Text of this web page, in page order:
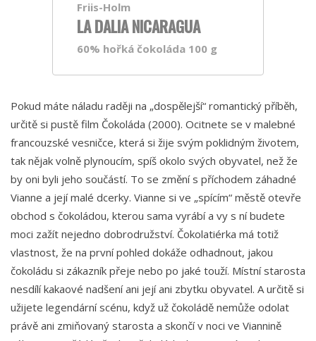
Friis-Holm
LA DALIA NICARAGUA
60% hořká čokoláda 100 g
Pokud máte náladu raději na „dospělejší“ romantický příběh,
určitě si pustě film Čokoláda (2000). Ocitnete se v malebné
francouzské vesničce, která si žije svým poklidným životem,
tak nějak volně plynoucím, spíš okolo svých obyvatel, než že
by oni byli jeho součástí. To se změní s příchodem záhadné
Vianne a její malé dcerky. Vianne si ve „spícím“ městě otevře
obchod s čokoládou, kterou sama vyrábí a vy s ní budete
moci zažít nejedno dobrodružství. Čokolatiérka má totiž
vlastnost, že na první pohled dokáže odhadnout, jakou
čokoládu si zákazník přeje nebo po jaké touží. Místní starosta
nesdílí kakaové nadšení ani její ani zbytku obyvatel. A určitě si
užijete legendární scénu, když už čokoládě nemůže odolat
právě ani zmiňovaný starosta a skončí v noci ve Viannině